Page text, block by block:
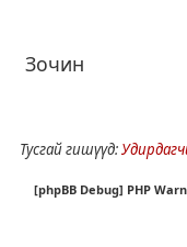
Зочин
Тусгай гишүүд:
[phpBB Debug] PHP